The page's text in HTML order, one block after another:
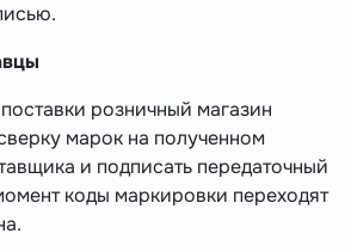
розничный магазин
марок на полученном
и подписать передаточный
коды маркировки переходят